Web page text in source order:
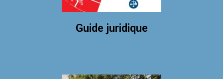
Guide juridique